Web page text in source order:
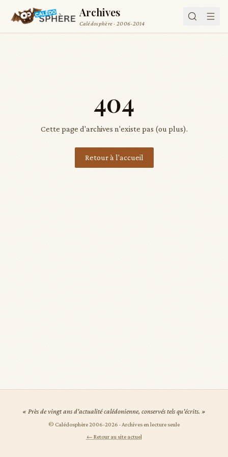
Archives
Calédosphère · 2006-2014
404
Cette page d'archives n'existe pas (ou plus).
Retour à l'accueil
« Près de vingt ans d'actualité calédonienne, conservés tels qu'écrits. »
© Calédosphère 2006-2026 · Archives en lecture seule
← Retour au site actuel